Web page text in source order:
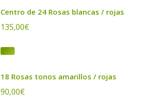
Centro de 24 Rosas blancas / rojas
135,00€
18 Rosas tonos amarillos / rojas
90,00€